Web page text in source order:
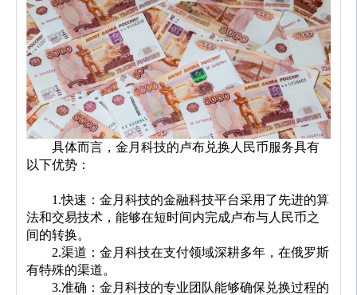
以下优势：
法和交易技术，能够在短时间内完成卢布与人民币之
间的转换。
有特殊的渠道。